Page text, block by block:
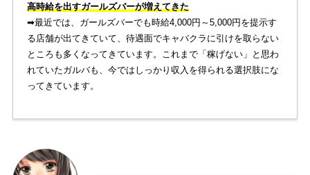
高時給を出すガールズバーが増えてきた
➡︎最近では、ガールズバーでも時給4,000円～5,000円を提示す
る店舗が出てきていて、待遇面でキャバクラに引けを取らない
ところも多くなってきています。これまで「稼げない」と思わ
れていたガルバも、今ではしっかり収入を得られる選択肢にな
ってきています。